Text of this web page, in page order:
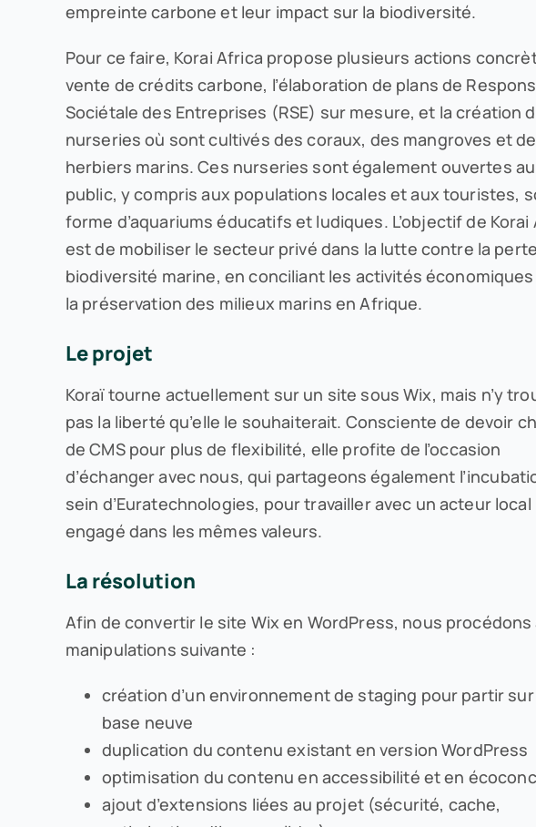
empreinte carbone et leur impact sur la biodiversité.
Pour ce faire, Korai Africa propose plusieurs actions
vente de crédits carbone, l’élaboration de plans de
Sociétale des Entreprises (RSE) sur mesure, et la création
nurseries où sont cultivés des coraux, des mangroves et
herbiers marins. Ces nurseries sont également ouvertes au
public, y compris aux populations locales et aux touristes,
forme d’aquariums éducatifs et ludiques. L’objectif de Korai
est de mobiliser le secteur privé dans la lutte contre la
biodiversité marine, en conciliant les activités
la préservation des milieux marins en Afrique.
Le projet
Koraï tourne actuellement sur un site sous Wix, mais n’y
pas la liberté qu’elle le souhaiterait. Consciente de devoir
de CMS pour plus de flexibilité, elle profite de l’occasion
d’échanger avec nous, qui partageons également
sein d’Euratechnologies, pour travailler avec un acteur local
engagé dans les mêmes valeurs.
La résolution
Afin de convertir le site Wix en WordPress, nous procédons
manipulations suivante :
création d’un environnement de staging pour partir
base neuve
duplication du contenu existant en version WordPress
optimisation du contenu en accessibilité et en
ajout d’extensions liées au projet (sécurité, cache,